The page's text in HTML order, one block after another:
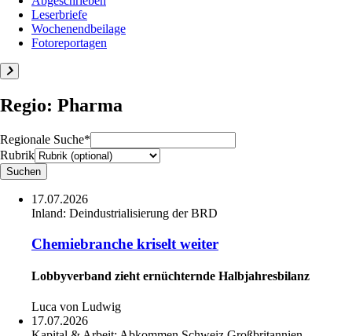
Leserbriefe
Wochenendbeilage
Fotoreportagen
Regio: Pharma
Regionale Suche*
Rubrik
17.07.2026
Inland: Deindustrialisierung der BRD
Chemiebranche kriselt weiter
Lobbyverband zieht ernüchternde Halbjahresbilanz
Luca von Ludwig
17.07.2026